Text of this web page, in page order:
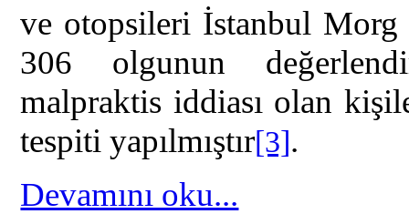
ve otopsileri İstanbul Morg
306 olgunun
malpraktis iddiası olan
tespiti yapılmıştır[3].
Devamını oku...